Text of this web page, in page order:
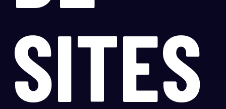
SITES